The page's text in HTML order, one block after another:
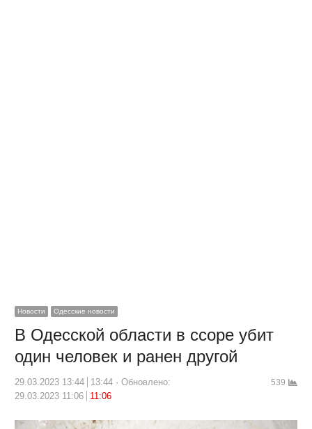
Новости Одесские новости
В Одесской области в ссоре убит
один человек и ранен другой
29.03.2023 13:44 13:44
Обновлено:
29.03.2023 11:06
11:06
539